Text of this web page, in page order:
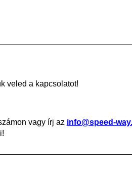
veled a kapcsolatot!
vagy írj az info@speed-